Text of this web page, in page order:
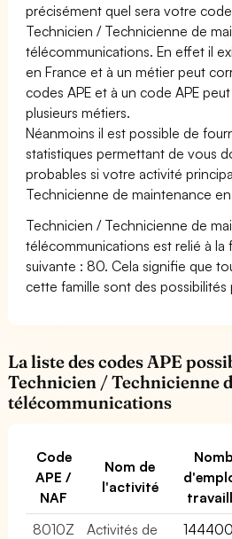
précisément quel sera votre
Technicien / Technicienne de
télécommunications. En effet il
en France et à un métier peut
codes APE et à un code APE
plusieurs métiers.
Néanmoins il est possible de
statistiques permettant de vous
probables si votre activité
Technicienne de maintenance
Technicien / Technicienne de
télécommunications est relié à la
suivante : 80. Cela signifie que
cette famille sont des
La liste des codes APE
Technicien / Technicienne
télécommunications
Code
APE /
NAF
Nom de
l'activité
8010Z
Activités de
144400